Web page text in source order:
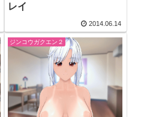
レイ
2014.06.14
ジンコウガクエン２